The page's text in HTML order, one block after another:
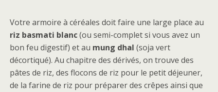
Votre armoire à céréales doit faire une large place au
riz basmati blanc(ou semi-complet si vous avez un
bon feu digestif) et au mung dhal (soja vert
décortiqué). Au chapitre des dérivés, on trouve des
pâtes de riz, des flocons de riz pour le petit déjeuner,
de la farine de riz pour préparer des crêpes ainsi que